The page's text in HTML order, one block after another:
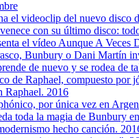
el videoclip del nuevo disco
con su último disco:
el vídeo Aunque A Veces
Bunbury o Dani Martín
de nuevo y se rodea de
de Raphael, compuesto por
Raphael. 2016
por única vez en
toda la magia de Bunbury
hecho canción.